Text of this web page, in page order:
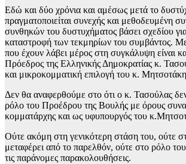
Εδώ και δύο χρόνια και αμέσως μετά το
πραγματοποιείται συνεχής και μεθοδευμένη
συνθηκών του δυστυχήματος βάσει σχεδίου
καταστροφή των τεκμηρίων του συμβάντος.
που έχουν λάβει μέρος στη συγκάλυψη είναι
Πρόεδρος της Ελληνικής Δημοκρατίας κ.
και μικροκομματική επιλογή του κ.
Δεν θα αναφερθούμε στο ότι ο κ. Τασούλας
ρόλο του Προέδρου της Βουλής με όρους
κομματάρχης και ως υφυπουργός του
Ούτε ακόμη στη γενικότερη στάση του, ούτε
μεταφέρει από το παρελθόν, ούτε στο ρόλο
τις παράνομες παρακολουθήσεις.